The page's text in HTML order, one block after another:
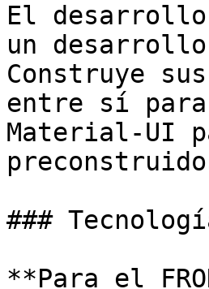
El
un
Construye
entre sí
Material-UI
###
**Para el